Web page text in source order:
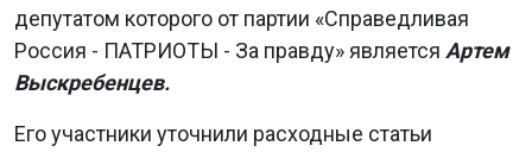
депутатом которого от партии «Справедливая
Россия - ПАТРИОТЫ - За правду» является Артем
Выскребенцев.
Его участники уточнили расходные статьи